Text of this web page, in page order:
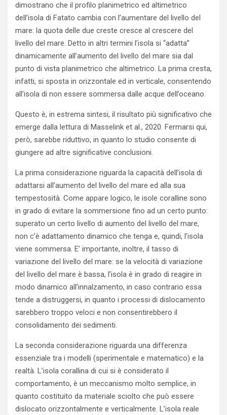
dimostrano che il profilo planimetrico ed altimetrico
dell’isola di Fatato cambia con l’aumentare del livello del
mare: la quota delle due creste cresce al crescere del
livello del mare. Detto in altri termini l’isola si “adatta”
dinamicamente all’aumento del livello del mare sia dal
punto di vista planimetrico che altimetrico. La prima cresta,
infatti, si sposta in orizzontale ed in verticale, consentendo
all’isola di non essere sommersa dalle acque dell’oceano.
Questo è, in estrema sintesi, il risultato più significativo che
emerge dalla lettura di Masselink et al., 2020. Fermarsi qui,
però, sarebbe riduttivo, in quanto lo studio consente di
giungere ad altre significative conclusioni.
La prima considerazione riguarda la capacità dell’isola di
adattarsi all’aumento del livello del mare ed alla sua
tempestosità. Come appare logico, le isole coralline sono
in grado di evitare la sommersione fino ad un certo punto:
superato un certo livello di aumento del livello del mare,
non c’è adattamento dinamico che tenga e, quindi, l’isola
viene sommersa. E’ importante, inoltre, il tasso di
variazione del livello del mare: se la velocità di variazione
del livello del mare è bassa, l’isola è in grado di reagire in
modo dinamico all’innalzamento, in caso contrario essa
tende a distruggersi, in quanto i processi di dislocamento
sarebbero troppo veloci e non consentirebbero il
consolidamento dei sedimenti.
La seconda considerazione riguarda una differenza
essenziale tra i modelli (sperimentale e matematico) e la
realtà. L’isola corallina di cui si è considerato il
comportamento, è un meccanismo molto semplice, in
quanto costituito da materiale sciolto che può essere
dislocato orizzontalmente e verticalmente. L’isola reale